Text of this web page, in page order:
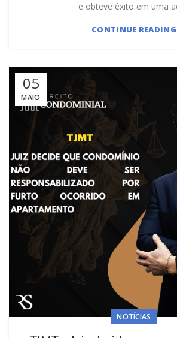
e obteve êxito em uma
CONTINUE READING
05
MAIO
NOTÍCIAS